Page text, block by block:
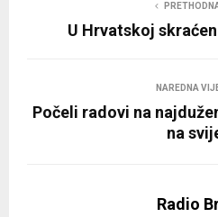
U Hrvatskoj
NAREDNA
Počeli radovi na
na
Radio